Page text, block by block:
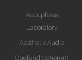
Accuphase
Laboratory
Aesthetix Audio
Duelund Coherent